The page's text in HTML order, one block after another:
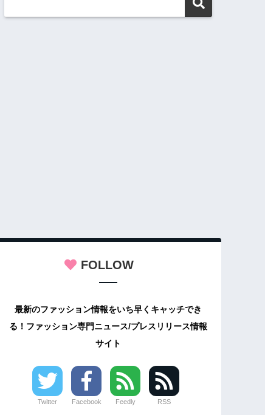
FOLLOW
最新のファッション情報をいち早くキャッチでき
る！ファッション専門ニュース/プレスリリース情報
サイト
Twitter Facebook Feedly RSS